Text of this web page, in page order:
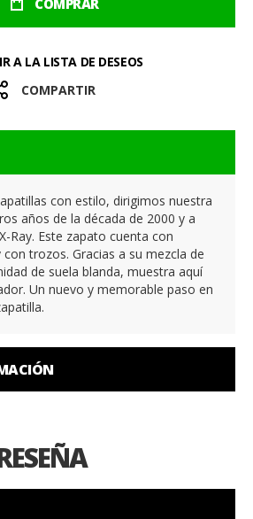
COMPRAR
A LA LISTA DE DESEOS
COMPARTIR
con estilo, dirigimos nuestra
años de la década de 2000 y a
Ray. Este zapato cuenta con
trozos. Gracias a su mezcla de
de suela blanda, muestra aquí
Un nuevo y memorable paso en